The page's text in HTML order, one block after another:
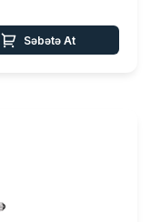
Səbətə At